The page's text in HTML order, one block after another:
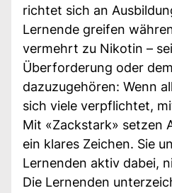
richtet sich an
Lernende greifen
vermehrt zu Nikotin –
Überforderung oder
dazuzugehören: Wenn
sich viele verpflichtet,
Mit «Zackstark» setzen
ein klares Zeichen. Sie
Lernenden aktiv dabei,
Die Lernenden